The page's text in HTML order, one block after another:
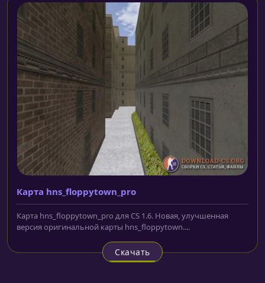
Карта hns_floppytown_pro
Карта hns_floppytown_pro для CS 1.6. Новая, улучшенная
версия оригинальной карты hns_floppytown....
Скачать